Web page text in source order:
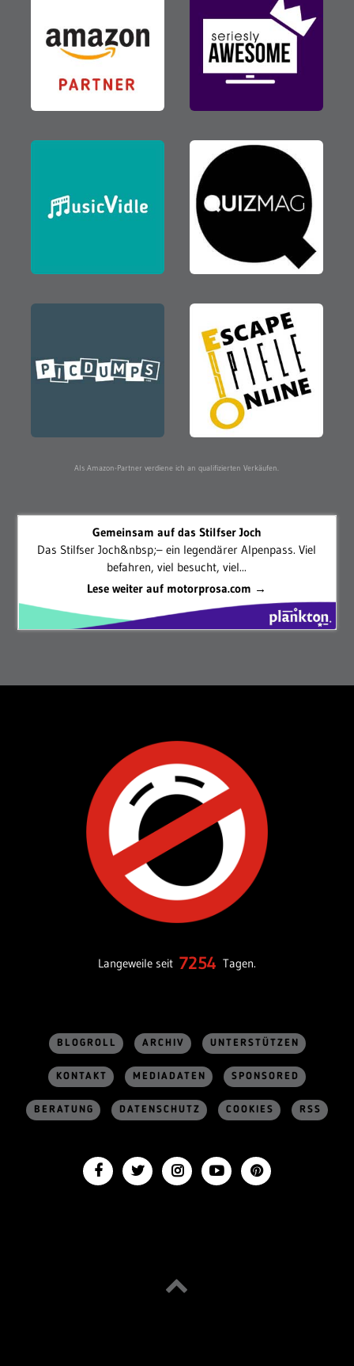
Als Amazon-Partner verdiene ich an qualifizierten Verkäufen.
Gemeinsam auf das Stilfser Joch
Das Stilfser Joch&nbsp;– ein legendärer Alpenpass. Viel
befahren, viel besucht, viel...
Lese weiter auf motorprosa.com →
Langeweile seit 7254 Tagen.
BLOGROLL ARCHIV UNTERSTÜTZEN
KONTAKT MEDIADATEN SPONSORED
BERATUNG DATENSCHUTZ COOKIES RSS